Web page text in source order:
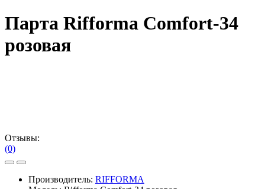
Парта Rifforma Comfort-34
розовая
Отзывы:
(0)
Производитель: RIFFORMA